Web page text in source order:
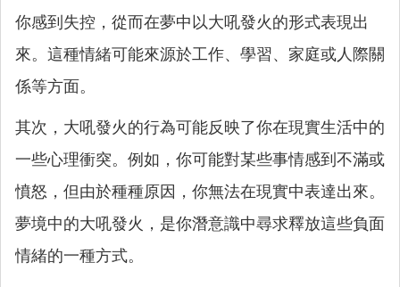
你感到失控，從而在夢中以大吼發火的形式表現出
來。這種情緒可能來源於工作、學習、家庭或人際關
係等方面。
其次，大吼發火的行為可能反映了你在現實生活中的
一些心理衝突。例如，你可能對某些事情感到不滿或
憤怒，但由於種種原因，你無法在現實中表達出來。
夢境中的大吼發火，是你潛意識中尋求釋放這些負面
情緒的一種方式。